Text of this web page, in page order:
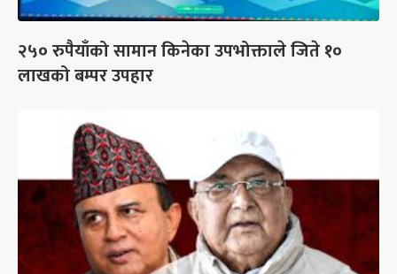
२५० रुपैयाँको सामान किनेका उपभोक्ताले जिते १०
लाखको बम्पर उपहार